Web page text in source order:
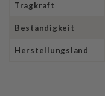
Tragkraft
Beständigkeit
Herstellungsland